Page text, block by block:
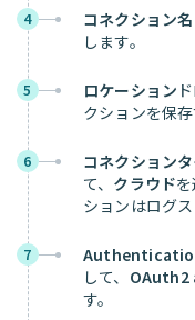
4 コネクション名
します。
5 ロケーション
クションを保
6 コネクション
て、 クラウド
ションはログ
7
して、
す。